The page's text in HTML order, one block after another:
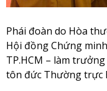
Phái đoàn do Hòa
Hội đồng Chứng
TP.HCM – làm
tôn đức Thường trực